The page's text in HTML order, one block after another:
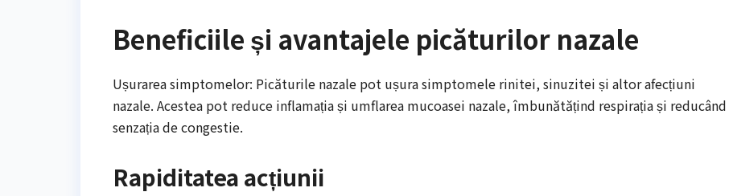
Beneficiile și avantajele picăturilor nazale
Ușurarea simptomelor: Picăturile nazale pot ușura simptomele rinitei, sinuzitei și altor afecțiuni
nazale. Acestea pot reduce inflamația și umflarea mucoasei nazale, îmbunătățind respirația și reducând
senzația de congestie.
Rapiditatea acțiunii